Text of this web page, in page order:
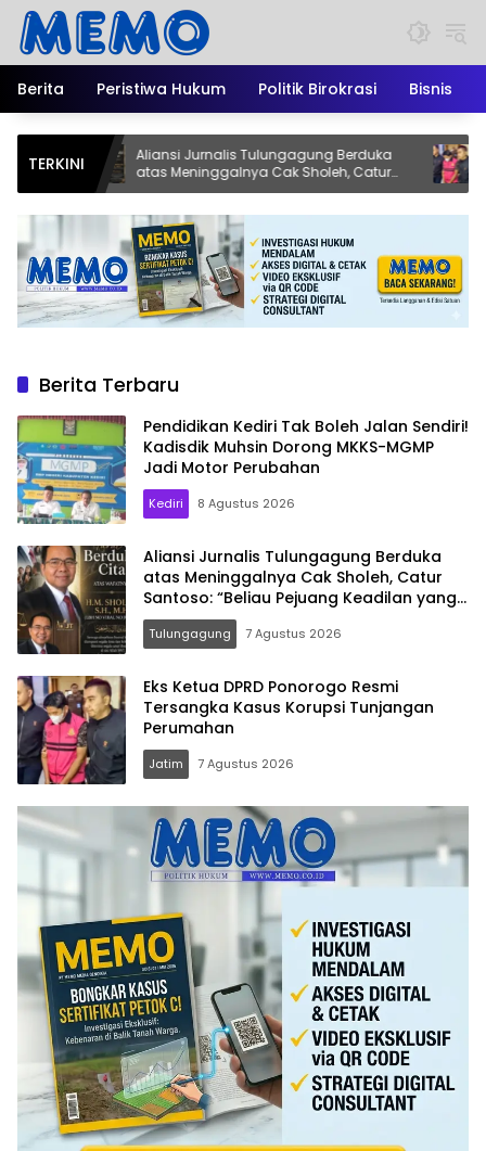
Langsung
konten
Berita
Peristiwa Hukum Politik Birokrasi Bisnis
TERKINIAliansi Jurnalis Tulungagung Berduka
atas Meninggalnya Cak Sholeh, Catur
Santoso: “Beliau Pejuang Keadilan yang
Eks
Berita Terbaru
Pendidikan Kediri Tak Boleh Jalan Sendiri!
Kadisdik Muhsin Dorong MKKS-MGMP
Jadi Motor Perubahan
Kediri 8 Agustus 2026
Aliansi Jurnalis Tulungagung Berduka
atas Meninggalnya Cak Sholeh, Catur
Santoso: “Beliau Pejuang Keadilan yang
Vokal”
Tulungagung 7 Agustus 2026
Eks Ketua DPRD Ponorogo Resmi
Tersangka Kasus Korupsi Tunjangan
Perumahan
Jatim 7 Agustus 2026
Memo.co.id
| Memberi
Inspirasi